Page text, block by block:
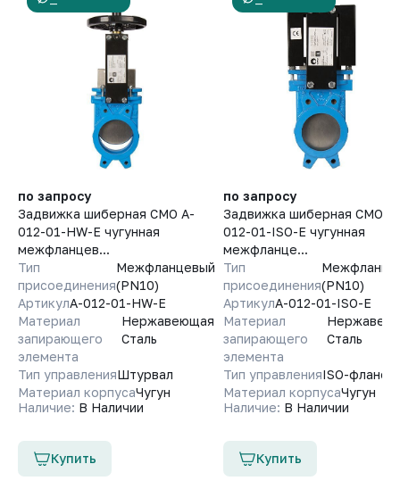
—
по запросу
Задвижка шиберная СМО A-
012-01-HW-E чугунная
межфланцев...
Тип
присоединения
Межфланцевый
(PN10)
АртикулA-012-01-HW-E
Материал
запирающего
элемента
Нержавеющая
Сталь
Тип управленияШтурвал
Материал корпусаЧугун
Наличие: В Наличии
Купить
—
по запросу
Задвижка шиберная СМО A-
012-01-ISO-E чугунная
межфланце...
Тип
присоединения(PN10)
АртикулA-012-01-ISO-E
Материал
запирающего
элемента
Сталь
Тип управленияISO-фланец
Материал корпусаЧугун
Наличие: В Наличии
Купить